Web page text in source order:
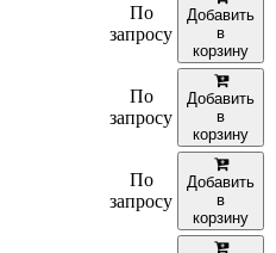
По
запросу
Добавить
в
корзину
По
запросу
Добавить
в
корзину
По
запросу
Добавить
в
корзину